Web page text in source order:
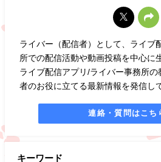
ライバー（配信者）として、ライブ
所での配信活動や動画投稿を中心に
ライブ配信アプリ/ライバー事務所
者のお役に立てる最新情報を発信し
連絡・質問はこち
キーワード